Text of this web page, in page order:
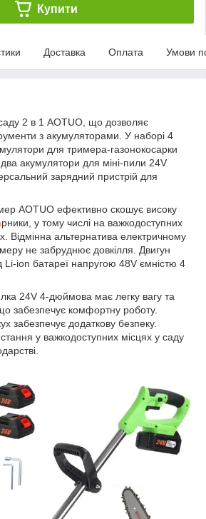
Купити
Доставка Оплата Умови
2 в 1 AOTUO, що дозволяє
з акумуляторами. У наборі 4
для тримера-газонокосарки
акумулятори для міні-пили 24V
зарядний пристрій для
AOTUO ефективно скошує високу
рники, у тому числі на важкодоступних
Відмінна альтернатива електричному
не забруднює довкілля. Двигун
Li-ion батареї напругою 48V ємністю 4
24V 4-дюймова має легку вагу та
забезпечує комфортну роботу.
забезпечує додаткову безпеку.
у важкодоступних місцях у саду